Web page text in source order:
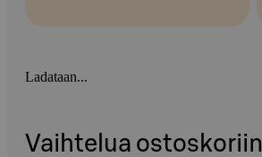
Ladataan...
Vaihtelua ostoskoriin